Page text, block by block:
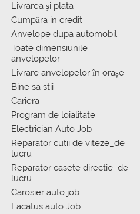
Livrarea şi plata
Сumpăra in credit
Anvelope dupa automobil
Toate dimensiunile
anvelopelor
Livrare anvelopelor în orașe
Bine sa stii
Cariera
Program de loialitate
Electrician Auto Job
Reparator cutii de viteze_de
lucru
Reparator casete directie_de
lucru
Carosier auto job
Lacatus auto Job